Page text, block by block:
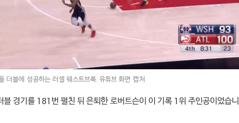
더블에 성공하는 러셀 웨스트브룩. 유튜브 화면 캡처
블 경기를 181번 펼친 뒤 은퇴한 로버트슨이 이 기록 1위 주인공이었습니